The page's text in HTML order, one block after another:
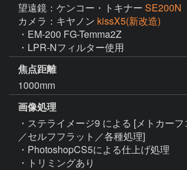
望遠鏡：ケンコー・トキナー SE200N
カメラ：キヤノン kissX5(新改造)
・EM-200 FG-Temma2Z
・LPR-Nフィルター使用
焦点距離
1000mm
画像処理
・ステライメージ9 による [メトカー
／セルフフラット／各種処理]
・PhotoshopCS5による仕上げ処理
・トリミングあり